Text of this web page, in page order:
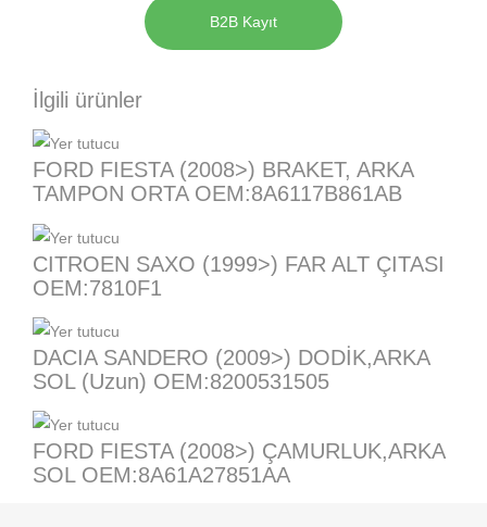
B2B Kayıt
İlgili ürünler
FORD FIESTA (2008>) BRAKET, ARKA
TAMPON ORTA OEM:8A6117B861AB
CITROEN SAXO (1999>) FAR ALT ÇITASI
OEM:7810F1
DACIA SANDERO (2009>) DODİK,ARKA
SOL (Uzun) OEM:8200531505
FORD FIESTA (2008>) ÇAMURLUK,ARKA
SOL OEM:8A61A27851AA